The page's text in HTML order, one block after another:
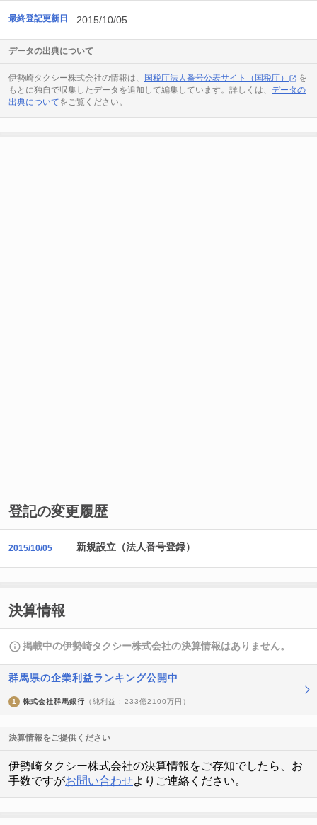
最終登記更新日 2015/10/05
データの出典について
伊勢崎タクシー株式会社の情報は、 国税庁法人番号公表サイト（国税庁）
を
もとに独自で収集したデータを追加して編集しています。詳しくは、 データの
出典についてをご覧ください。
登記の変更履歴
2015/10/05 新規設立（法人番号登録）
決算情報
掲載中の伊勢崎タクシー株式会社の決算情報はありません。
群馬県の企業利益ランキング公開中
1 株式会社群馬銀行 （純利益 : 233億2100万円）
決算情報をご提供ください
伊勢崎タクシー株式会社の決算情報をご存知でしたら、お
手数ですがお問い合わせよりご連絡ください。